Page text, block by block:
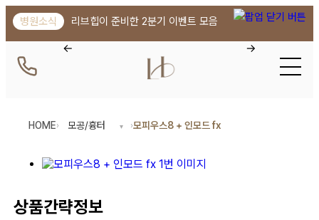
강남역 피부과 리브힙의원 | 모피
병원소식 리브힙이 준비한 2분기 이벤트 모음
HOME› 모공/흉터 ›모피우스8 + 인모드 fx
상품간략정보